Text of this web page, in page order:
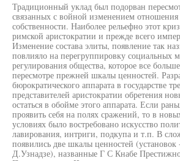
Традиционный уклад был подорван
связанных с войной изменением отношения
собственности. Наиболее рельефно этот
римской аристократии и прежде всего
Изменение состава элиты, появление так
повлияло на перегруппировку социальных
регулирования общества, которое все
пересмотре прежней шкалы ценностей.
бюрократического аппарата в государстве
представителей аристократии обретения
остаться в обойме этого аппарата. Если
проявить себя на полях сражений, то в
условиях было востребовано искусство
лавирования, интриги, подкупа и т.п. В
появились две шкалы ценностей (установок
Д.Узнадзе), названные Г С Кнабе